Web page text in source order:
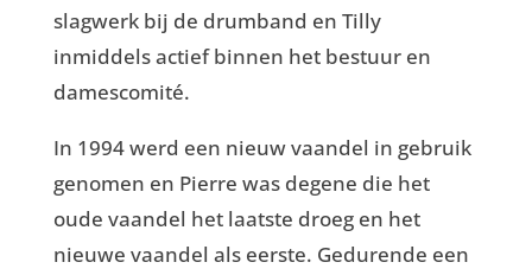
slagwerk bij de drumband en Tilly
inmiddels actief binnen het bestuur en
damescomité.
In 1994 werd een nieuw vaandel in gebruik
genomen en Pierre was degene die het
oude vaandel het laatste droeg en het
nieuwe vaandel als eerste. Gedurende een